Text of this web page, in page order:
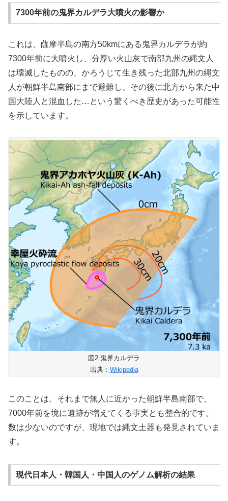
7300年前の鬼界カルデラ大噴火の影響か
これは、薩摩半島の南方50kmにある鬼界カルデラが約
7300年前に大噴火し、分厚い火山灰で南部九州の縄文人
は壊滅したものの、かろうじて生き残った北部九州の縄文
人が朝鮮半島南部にまで避難し、その後に北方から来た中
国大陸人と混血した…という驚くべき歴史があった可能性
を示しています。
図2 鬼界カルデラ
出典： Wikipedia
このことは、それまで無人に近かった朝鮮半島南部で、
7000年前を境に遺跡が増えてくる事実とも整合的です。
数は少ないのですが、現地では縄文土器も発見されていま
す。
現代日本人・韓国人・中国人のゲノム解析の結果